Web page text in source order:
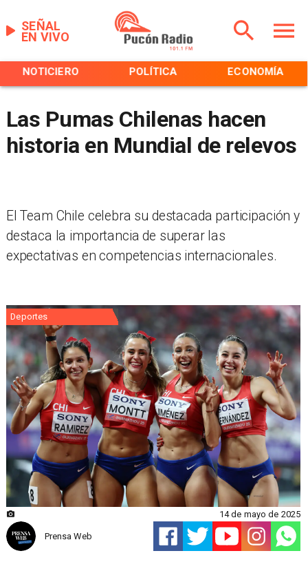
EN VIVO
SEÑAL
NOTICIERO POLÍTICA ECONOMÍA
Las Pumas Chilenas hacen
historia en Mundial de relevos
El Team Chile celebra su destacada participación y
destaca la importancia de superar las
expectativas en competencias internacionales.
Deportes
Prensa Web
14 de mayo de 2025